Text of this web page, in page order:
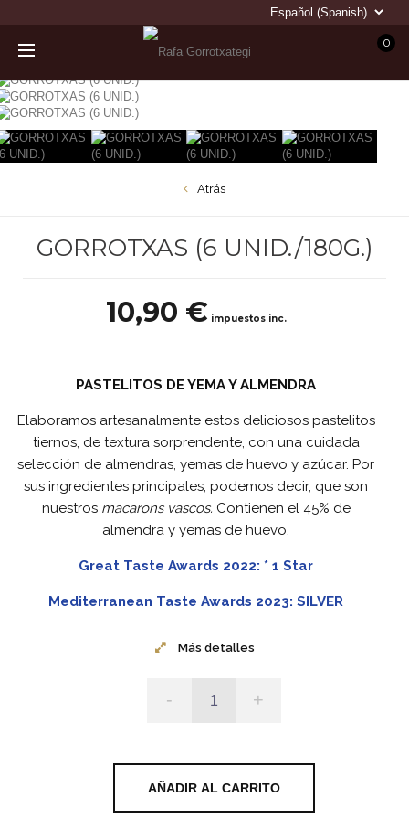
0
Atrás
GORROTXAS (6 UNID./180G.)
10,90 € impuestos inc.
PASTELITOS DE YEMA Y ALMENDRA
Elaboramos artesanalmente estos deliciosos pastelitos
tiernos, de textura sorprendente, con una cuidada
selección de almendras, yemas de huevo y azúcar. Por
sus ingredientes principales, podemos decir, que son
nuestros macarons vascos. Contienen el 45% de
almendra y yemas de huevo.
Great Taste Awards 2022: * 1 Star
Mediterranean Taste Awards 2023: SILVER
Más detalles
- +
AÑADIR AL CARRITO